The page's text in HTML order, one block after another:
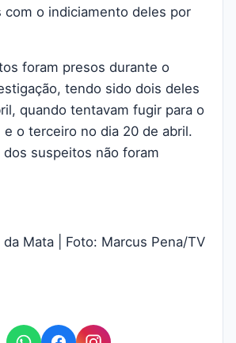
com o indiciamento deles por
foram presos durante o
tendo sido dois deles
quando tentavam fugir para o
e o terceiro no dia 20 de abril.
suspeitos não foram
da Mata | Foto: Marcus Pena/TV